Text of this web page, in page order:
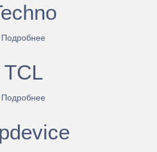
Подробнее
TCL
Подробнее